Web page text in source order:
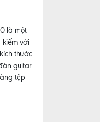
là một
kiếm với
thước
guitar
tập